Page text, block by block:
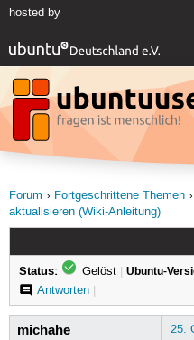
hosted by
Forum
Fortgeschrittene Themen
aktualisieren (Wiki-Anleitung)
Status: Gelöst | Ubuntu-
Antworten|
michahe 25.